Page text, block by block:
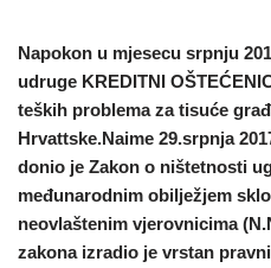
Napokon u mjesecu srpnju
udruge KREDITNI
teških problema za tisuće
Hrvattske.Naime 29.srpnja
donio je Zakon o ništetnosti
međunarodnim obilježjem
neovlaštenim vjerovnicima
zakona izradio je vrstan